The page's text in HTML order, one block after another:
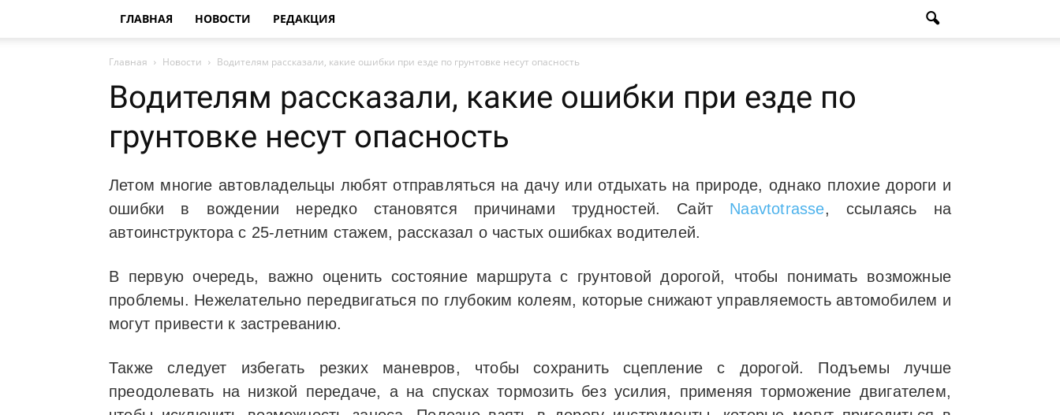
ГЛАВНАЯ НОВОСТИ РЕДАКЦИЯ
Главная Новости Водителям рассказали, какие ошибки при езде по грунтовке несут опасность
Водителям рассказали, какие ошибки при езде по
грунтовке несут опасность
Летом многие автовладельцы любят отправляться на дачу или отдыхать на природе, однако плохие дороги и
ошибки в вождении нередко становятся причинами трудностей. Сайт Naavtotrasse, ссылаясь на
автоинструктора с 25-летним стажем, рассказал о частых ошибках водителей.
В первую очередь, важно оценить состояние маршрута с грунтовой дорогой, чтобы понимать возможные
проблемы. Нежелательно передвигаться по глубоким колеям, которые снижают управляемость автомобилем и
могут привести к застреванию.
Также следует избегать резких маневров, чтобы сохранить сцепление с дорогой. Подъемы лучше
преодолевать на низкой передаче, а на спусках тормозить без усилия, применяя торможение двигателем,